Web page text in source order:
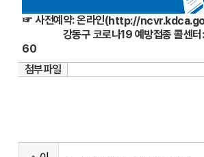
☞ 사전예약: 온라인(http://
강동구 코로나19 예방접종 콜센
60
첨부파일